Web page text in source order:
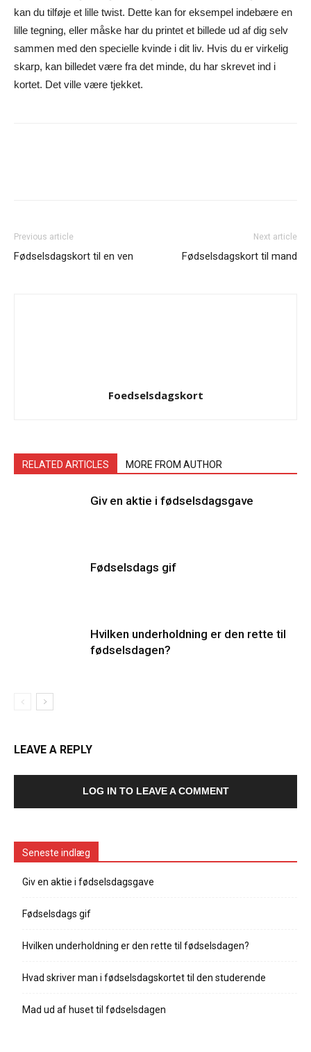
kan du tilføje et lille twist. Dette kan for eksempel indebære en
lille tegning, eller måske har du printet et billede ud af dig selv
sammen med den specielle kvinde i dit liv. Hvis du er virkelig
skarp, kan billedet være fra det minde, du har skrevet ind i
kortet. Det ville være tjekket.
Previous article
Fødselsdagskort til en ven
Next article
Fødselsdagskort til mand
Foedselsdagskort
RELATED ARTICLES MORE FROM AUTHOR
Giv en aktie i fødselsdagsgave
Fødselsdags gif
Hvilken underholdning er den rette til
fødselsdagen?
LEAVE A REPLY
LOG IN TO LEAVE A COMMENT
Seneste indlæg
Giv en aktie i fødselsdagsgave
Fødselsdags gif
Hvilken underholdning er den rette til fødselsdagen?
Hvad skriver man i fødselsdagskortet til den studerende
Mad ud af huset til fødselsdagen